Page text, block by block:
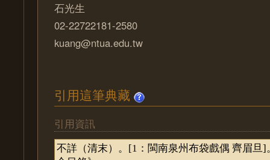
石光生
02-22722181-2580
kuang@ntua.edu.tw
引用這筆典藏
引用資訊